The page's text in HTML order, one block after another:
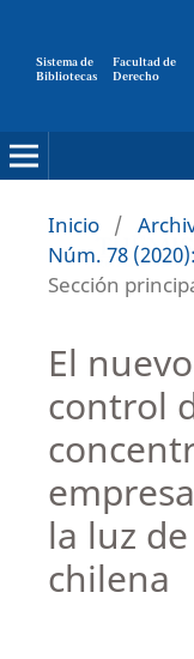
Sistema de
Bibliotecas
Facultad de
Derecho
Inicio /
Núm. 78
Sección
El
control
la luz
chilena